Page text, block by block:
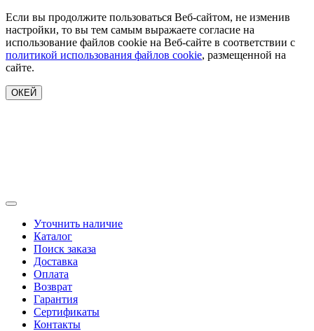
Если вы продолжите пользоваться Веб-сайтом, не изменив
настройки, то вы тем самым выражаете согласие на
использование файлов cookie на Веб-сайте в соответствии с
политикой использования файлов cookie, размещенной на
сайте.
ОКЕЙ
Уточнить наличие
Каталог
Поиск заказа
Доставка
Оплата
Возврат
Гарантия
Сертификаты
Контакты